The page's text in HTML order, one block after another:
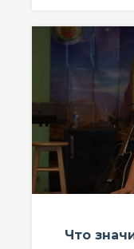
Что